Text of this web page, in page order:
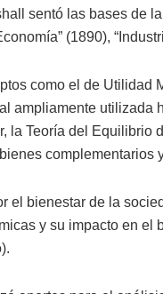
sentó las bases de
(1890),
como el de Utilidad
ampliamente utilizada
la Teoría del Equilibrio
complementarios
el bienestar de la
y su impacto en el